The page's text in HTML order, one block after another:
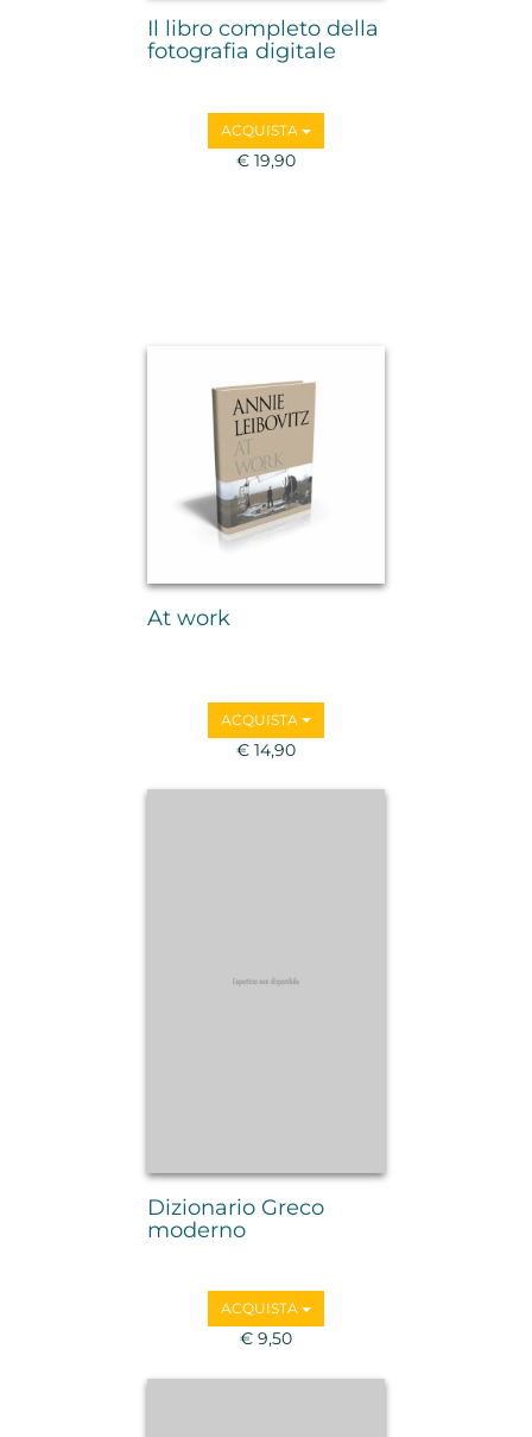
Il libro completo della
fotografia digitale
ACQUISTA
€ 19,90
At work
ACQUISTA
€ 14,90
Dizionario Greco
moderno
ACQUISTA
€ 9,50